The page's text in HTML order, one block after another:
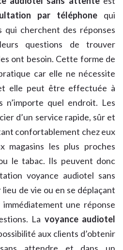
par téléphone qui
qui cherchent des réponses
questions de trouver
ont besoin. Cette forme de
car elle ne nécessite
elle peut être effectuée à
quel endroit. Les
d’un service rapide, sûr et
confortablement chez eux
magasins les plus proches
le tabac. Ils peuvent donc
voyance audiotel sans
de vie ou en se déplaçant
une réponse
La voyance audiotel
aux clients d’obtenir